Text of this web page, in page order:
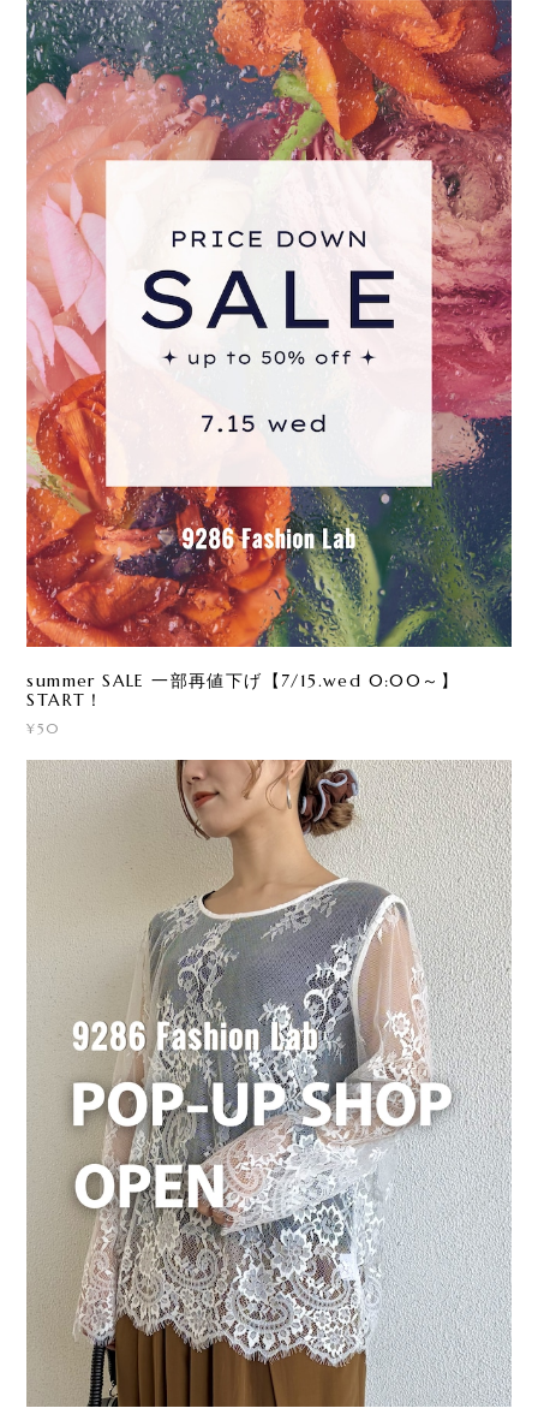
summer SALE 一部再値下げ【7/15.wed 0:00～】
START！
¥50